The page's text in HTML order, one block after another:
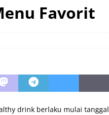
Favorit
drink berlaku mulai tanggal